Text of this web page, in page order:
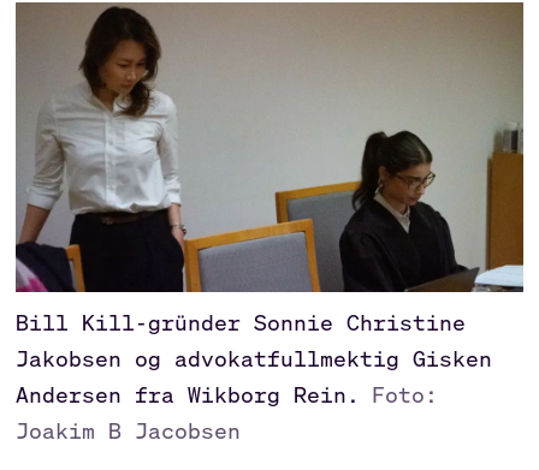
Bill Kill-gründer Sonnie Christine
Jakobsen og advokatfullmektig Gisken
Andersen fra Wikborg Rein.
Foto:
Joakim B Jacobsen